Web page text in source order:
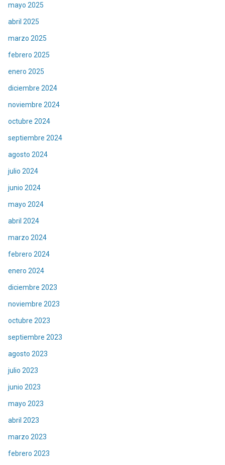
mayo 2025
abril 2025
marzo 2025
febrero 2025
enero 2025
diciembre 2024
noviembre 2024
octubre 2024
septiembre 2024
agosto 2024
julio 2024
junio 2024
mayo 2024
abril 2024
marzo 2024
febrero 2024
enero 2024
diciembre 2023
noviembre 2023
octubre 2023
septiembre 2023
agosto 2023
julio 2023
junio 2023
mayo 2023
abril 2023
marzo 2023
febrero 2023